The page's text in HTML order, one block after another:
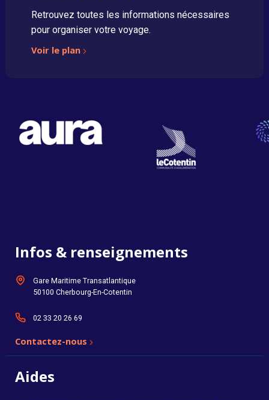
Retrouvez toutes les informations nécessaires
pour organiser votre voyage.
Voir le plan
Infos & renseignements
Gare Maritime Transatlantique
50100 Cherbourg-En-Cotentin
02 33 20 26 69
Contactez-nous
Aides